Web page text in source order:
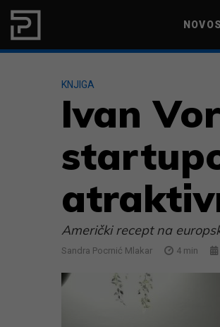
Skip to content
KNJIGA
Ivan
Američki recept na
Sandra Pocrnić Mlakar 4 min